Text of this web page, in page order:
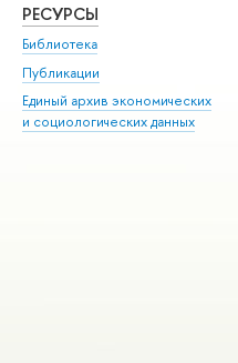
РЕСУРСЫ
Библиотека
Публикации
Единый архив экономических
и социологических данных